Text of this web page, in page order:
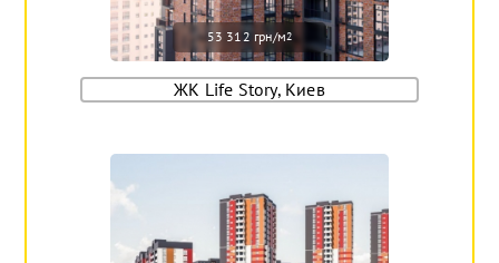
53 312 грн/м2
ЖК Life Story, Киев